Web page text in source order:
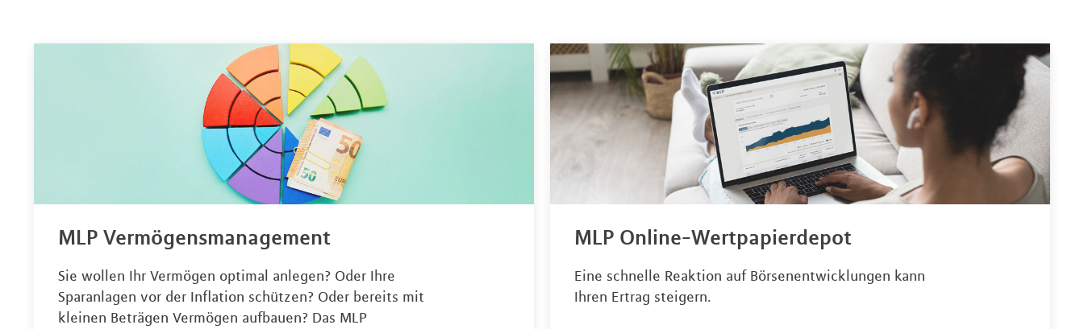
MLP Vermögensmanagement
Sie wollen Ihr Vermögen optimal anlegen? Oder Ihre
Sparanlagen vor der Inflation schützen? Oder bereits mit
kleinen Beträgen Vermögen aufbauen? Das MLP
MLP Online-Wertpapierdepot
Eine schnelle Reaktion auf Börsenentwicklungen kann
Ihren Ertrag steigern.